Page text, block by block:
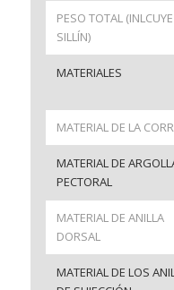
PESO TOTAL (INLCUYE
SILLÍN)
MATERIALES
MATERIAL DE LA
MATERIAL DE
PECTORAL
MATERIAL DE ANILLA
DORSAL
MATERIAL DE LOS